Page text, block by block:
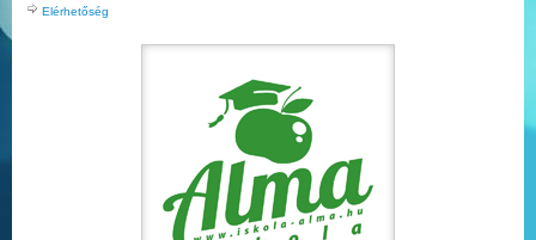
Elérhetőség